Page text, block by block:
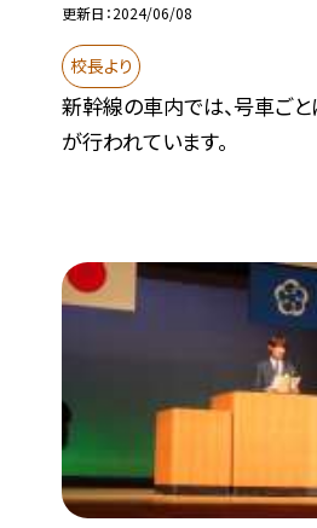
更新日 2024/06/08
校長より
新幹線の車内では、号車ご
が行われています。